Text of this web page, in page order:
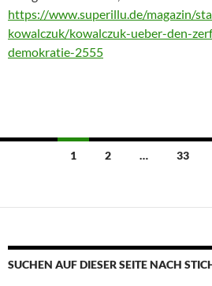
https://www.superillu.de/magazin/
kowalczuk/kowalczuk-ueber-den-
demokratie-2555
Beitragsnavigation
1 2 … 33
SUCHEN AUF DIESER SEITE NACH